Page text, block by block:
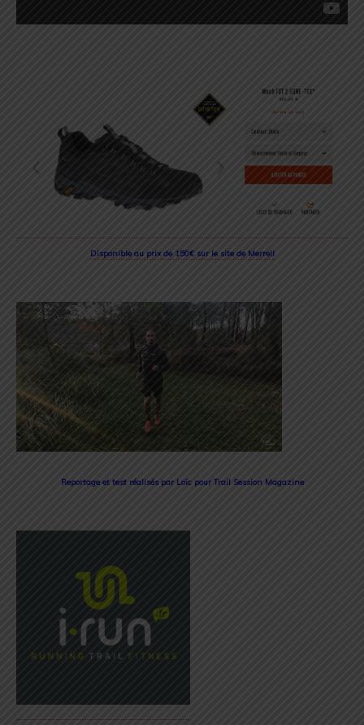
Disponible au prix de 150€ sur le site de Merrell
Reportage et test réalisés par Loïc pour Trail Session Magazine